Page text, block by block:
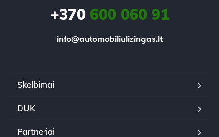
+370600 060 91
info@automobiliulizingas.lt
Skelbimai
DUK
Partneriai